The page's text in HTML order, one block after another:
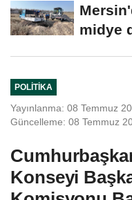
midye
POLITIKA
Yayınlanma: 08 Temmuz
Güncelleme: 08 Temmuz
Konseyi